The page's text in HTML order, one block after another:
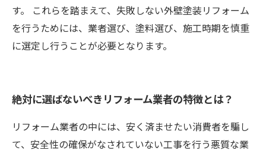
す。 これらを踏まえて、失敗しない外壁塗装リフォーム
を行うためには、業者選び、塗料選び、施工時期を慎重
に選定し行うことが必要となります。
絶対に選ばないべきリフォーム業者の特徴とは？
リフォーム業者の中には、安く済ませたい消費者を騙し
て、安全性の確保がなされていない工事を行う悪質な業